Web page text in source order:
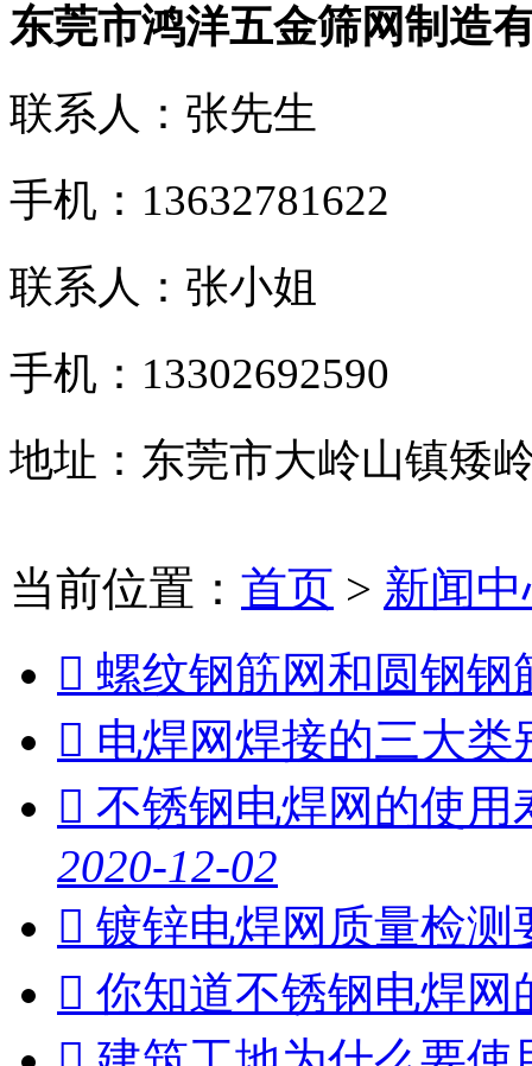
东莞市鸿洋五金筛网制造
联系人：张先生
手机：13632781622
联系人：张小姐
手机：13302692590
地址：东莞市大岭山镇矮
当前位置： 首页 > 新闻
 螺纹钢筋网和圆钢
 电焊网焊接的三大
 不锈钢电焊网的使用
2020-12-02
 镀锌电焊网质量检
 你知道不锈钢电焊